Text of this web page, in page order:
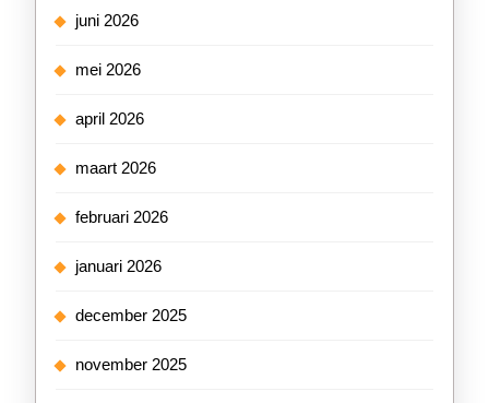
juni 2026
mei 2026
april 2026
maart 2026
februari 2026
januari 2026
december 2025
november 2025